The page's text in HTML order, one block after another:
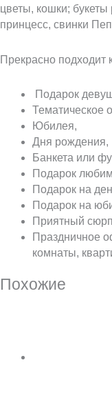
цветы, кошки;
принцесс, свинки
Прекрасно подходит
Подарок
Тематическое
Юбилея,
Дня рождения,
Банкета или
Подарок
Подарок на
Подарок на
Приятный
Праздничное
комнаты,
Похожие